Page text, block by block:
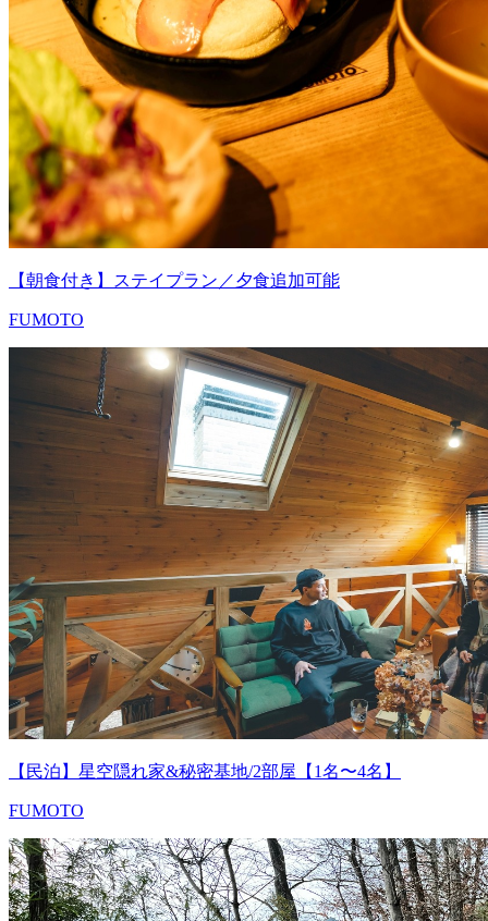
【朝食付き】ステイプラン／夕食追加可能
FUMOTO
【民泊】星空隠れ家&秘密基地/2部屋【1名〜4名】
FUMOTO